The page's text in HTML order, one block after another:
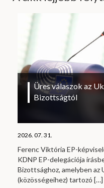
Üres válaszok az
Bizottságtól
2026. 07. 31.
Ferenc Viktória EP-
KDNP EP-delegációja
Bizottsághoz, amelyben az
(közösségeihez) tartozó […]